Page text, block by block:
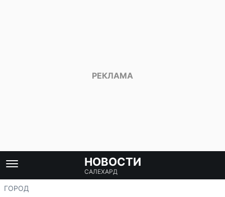
НОВОСТИ
САЛЕХАРД
ГОРОД